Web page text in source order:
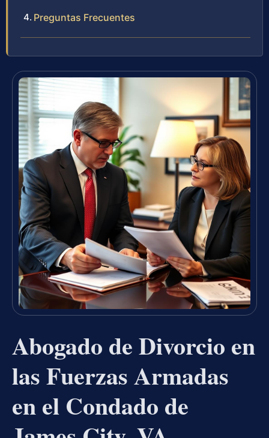
Preguntas Frecuentes
Abogado de Divorcio en
las Fuerzas Armadas
en el Condado de